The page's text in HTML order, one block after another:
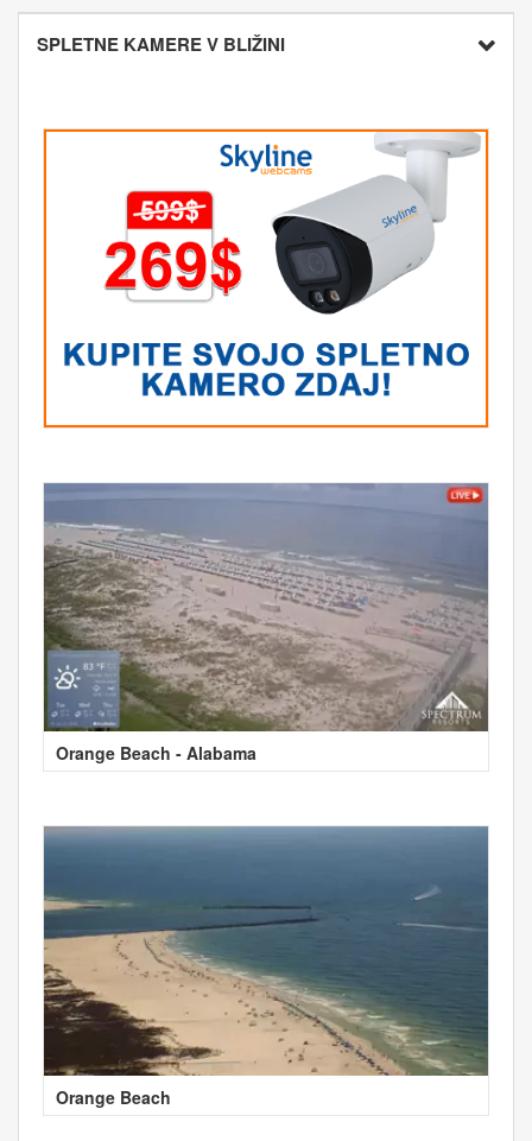
SPLETNE KAMERE V BLIŽINI
Orange Beach - Alabama
Orange Beach